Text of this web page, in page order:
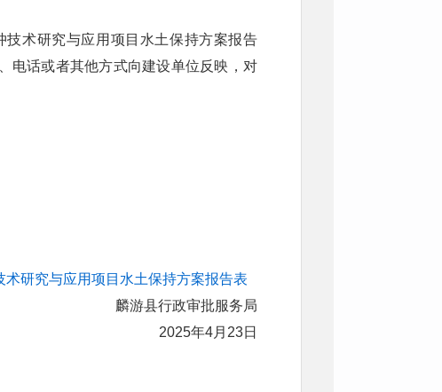
术研究与应用项目水土保持方案报告
电话或者其他方式向建设单位反映，对
研究与应用项目水土保持方案报告表
麟游县行政审批服务局
2025年4月23日